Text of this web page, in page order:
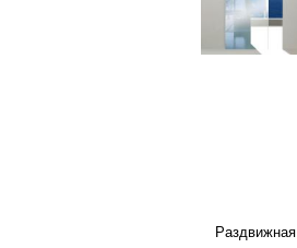
Раздвижная